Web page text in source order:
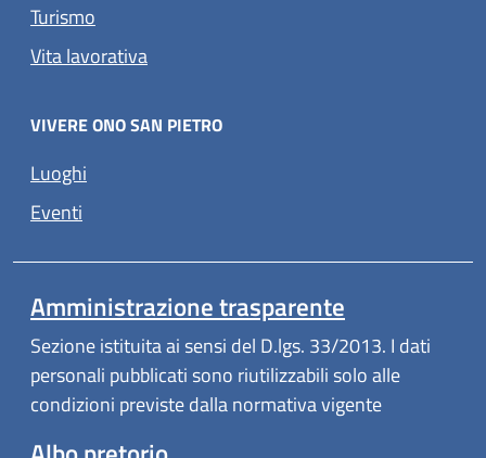
Turismo
Vita lavorativa
VIVERE ONO SAN PIETRO
Luoghi
Eventi
Amministrazione trasparente
Sezione istituita ai sensi del D.lgs. 33/2013. I dati
personali pubblicati sono riutilizzabili solo alle
condizioni previste dalla normativa vigente